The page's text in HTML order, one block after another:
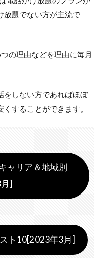
放題でない方が主流で
の理由などを理由に毎月
をしない方であればほぼ
することができます。
ャリア＆地域別
]
ト10[2023年3月]